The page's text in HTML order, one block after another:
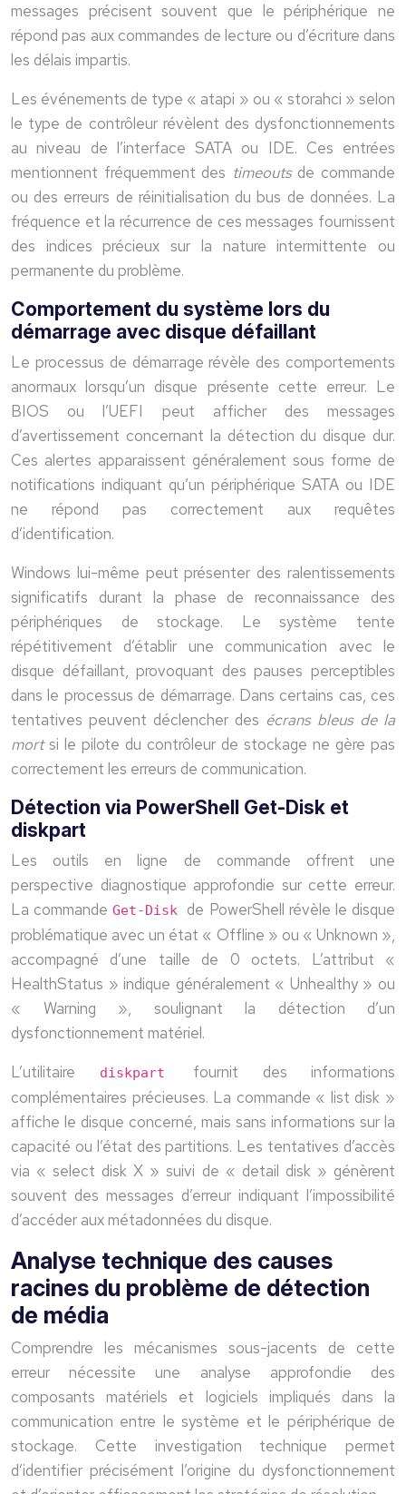
messages précisent souvent que le périphérique ne
répond pas aux commandes de lecture ou d’écriture dans
les délais impartis.
Les événements de type « atapi » ou « storahci » selon
le type de contrôleur révèlent des dysfonctionnements
au niveau de l’interface SATA ou IDE. Ces entrées
mentionnent fréquemment des timeouts de commande
ou des erreurs de réinitialisation du bus de données. La
fréquence et la récurrence de ces messages fournissent
des indices précieux sur la nature intermittente ou
permanente du problème.
Comportement du système lors du
démarrage avec disque défaillant
Le processus de démarrage révèle des comportements
anormaux lorsqu’un disque présente cette erreur. Le
BIOS ou l’UEFI peut afficher des messages
d’avertissement concernant la détection du disque dur.
Ces alertes apparaissent généralement sous forme de
notifications indiquant qu’un périphérique SATA ou IDE
ne répond pas correctement aux requêtes
d’identification.
Windows lui-même peut présenter des ralentissements
significatifs durant la phase de reconnaissance des
périphériques de stockage. Le système tente
répétitivement d’établir une communication avec le
disque défaillant, provoquant des pauses perceptibles
dans le processus de démarrage. Dans certains cas, ces
tentatives peuvent déclencher des écrans bleus de la
mortsi le pilote du contrôleur de stockage ne gère pas
correctement les erreurs de communication.
Détection via PowerShell Get-Disk et
diskpart
Les outils en ligne de commande offrent une
perspective diagnostique approfondie sur cette erreur.
La commandeGet-Disk de PowerShell révèle le disque
problématique avec un état « Offline » ou « Unknown »,
accompagné d’une taille de 0 octets. L’attribut «
HealthStatus » indique généralement « Unhealthy » ou
« Warning », soulignant la détection d’un
dysfonctionnement matériel.
L’utilitaire
diskpart fournit des informations
complémentaires précieuses. La commande « list disk »
affiche le disque concerné, mais sans informations sur la
capacité ou l’état des partitions. Les tentatives d’accès
via « select disk X » suivi de « detail disk » génèrent
souvent des messages d’erreur indiquant l’impossibilité
d’accéder aux métadonnées du disque.
Analyse technique des causes
racines du problème de détection
de média
Comprendre les mécanismes sous-jacents de cette
erreur nécessite une analyse approfondie des
composants matériels et logiciels impliqués dans la
communication entre le système et le périphérique de
stockage. Cette investigation technique permet
d’identifier précisément l’origine du dysfonctionnement